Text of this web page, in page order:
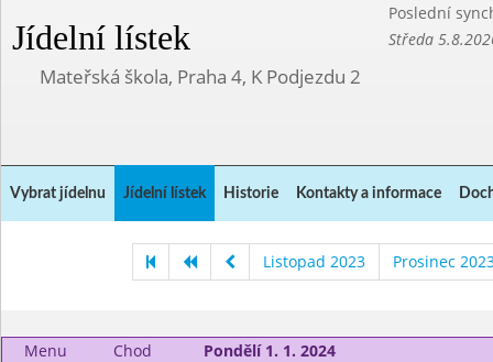
Jídelní lístek
Poslední
Středa
Mateřská škola, Praha 4, K Podjezdu 2
Vybrat jídelnu Jídelní lístek Historie Kontakty a informace
Listopad 2023 Prosinec
Menu Chod
Pondělí 1. 1. 2024